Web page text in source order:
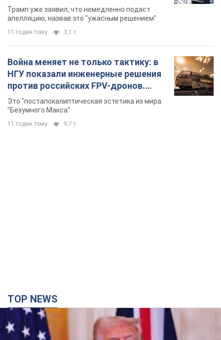
бального зала стоимостью 400 млн
долларов
Трамп уже заявил, что немедленно подаст
апелляцию, назвав это "ужасным решением"
11 годин тому 3,1 т.
Война меняет не только тактику: в
НГУ показали инженерные решения
против российских FPV-дронов.
Фото
Это "постапокалиптическая эстетика из мира
"Безумного Макса"
11 годин тому 9,7 т.
TOP NEWS